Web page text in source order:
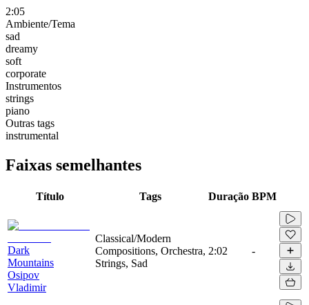
2:05
Ambiente/Tema
sad
dreamy
soft
corporate
Instrumentos
strings
piano
Outras tags
instrumental
Faixas semelhantes
Título Tags Duração BPM
Dark
Mountains
Osipov
Vladimir
Classical/Modern
Compositions, Orchestra,
Strings, Sad
2:02 -